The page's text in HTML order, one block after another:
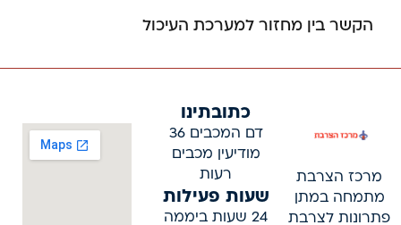
הקשר בין מחזור למערכת העיכול
מרכז הצרבת
מתמחה במתן
פתרונות לצרבת
כתובתינו
דם המכבים 36
מודיעין מכבים
רעות
שעות פעילות
24 שעות ביממה